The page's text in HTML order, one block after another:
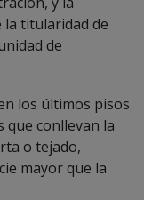
la titularidad de
de
los últimos pisos
que conllevan la
o tejado,
mayor que la